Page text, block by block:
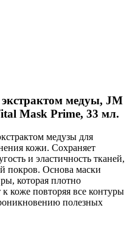
медуы, JM
Mask Prime, 33 мл.
медузы для
кожи. Сохраняет
и эластичность тканей,
покров. Основа маски
которая плотно
коже повторяя все контуры
полезных